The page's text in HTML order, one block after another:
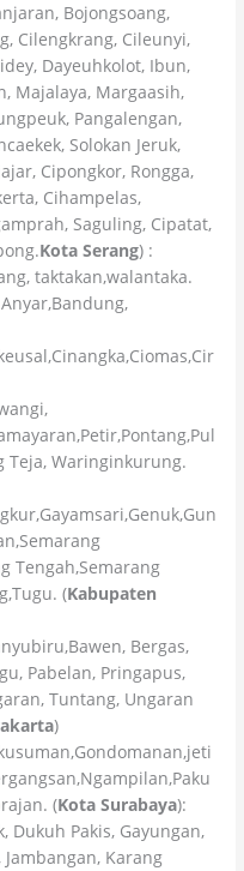
Bojongsoang,
Cilengkrang, Cileunyi,
Dayeuhkolot, Ibun,
Majalaya, Margaasih,
Pangalengan,
Solokan Jeruk,
Cipongkor, Rongga,
Cihampelas,
Saguling, Cipatat,
Kota Serang) :
taktakan,walantaka.
Teja, Waringinkurung.
Tengah,Semarang
(Kabupaten
Bergas,
Pabelan, Pringapus,
Tuntang, Ungaran
)
(Kota Surabaya):
Dukuh Pakis, Gayungan,
Karang